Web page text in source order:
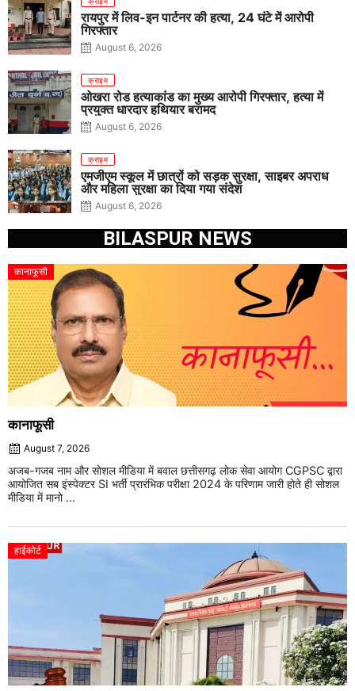
रायपुर में लिव-इन पार्टनर की हत्या, 24 घंटे में आरोपी
गिरफ्तार
August 6, 2026
क्राइम
ओखरा रोड हत्याकांड का मुख्य आरोपी गिरफ्तार, हत्या में
प्रयुक्त धारदार हथियार बरामद
August 6, 2026
क्राइम
एमजीएम स्कूल में छात्रों को सड़क सुरक्षा, साइबर अपराध
और महिला सुरक्षा का दिया गया संदेश
August 6, 2026
BILASPUR NEWS
कानाफूसी
कानाफूसी
August 7, 2026
अजब-गजब नाम और सोशल मीडिया में बवाल छत्तीसगढ़ लोक सेवा आयोग CGPSC द्वारा
आयोजित सब इंस्पेक्टर SI भर्ती प्रारंभिक परीक्षा 2024 के परिणाम जारी होते ही सोशल
मीडिया में मानो ...
हाईकोर्ट